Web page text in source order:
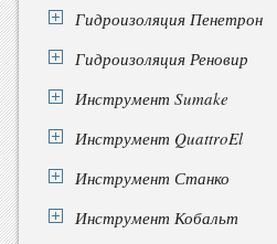
Гидроизоляция Пенетрон
Гидроизоляция Реновир
Инструмент Sumake
Инструмент QuattroEl
Инструмент Станко
Инструмент Кобальт